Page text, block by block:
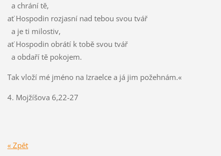
a chrání tě,
ať Hospodin rozjasní nad tebou svou tvář
a je ti milostiv,
ať Hospodin obrátí k tobě svou tvář
a obdaří tě pokojem.
Tak vloží mé jméno na Izraelce a já jim požehnám.«
4. Mojžíšova 6,22-27
« Zpět